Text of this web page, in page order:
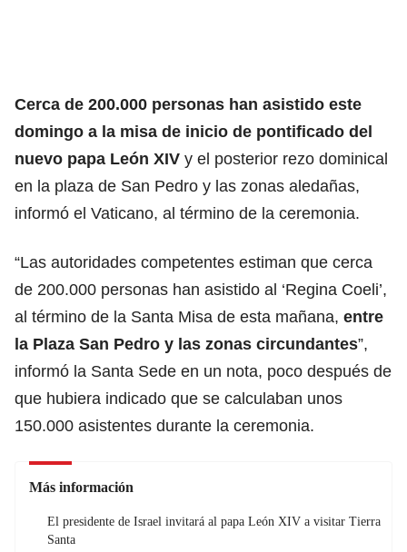
Cerca de 200.000 personas han asistido este
domingo a la misa de inicio de pontificado del
nuevo papa León XIV y el posterior rezo dominical
en la plaza de San Pedro y las zonas aledañas,
informó el Vaticano, al término de la ceremonia.
“Las autoridades competentes estiman que cerca
de 200.000 personas han asistido al ‘Regina Coeli’,
al término de la Santa Misa de esta mañana, entre
la Plaza San Pedro y las zonas circundantes”,
informó la Santa Sede en un nota, poco después de
que hubiera indicado que se calculaban unos
150.000 asistentes durante la ceremonia.
Más información
El presidente de Israel invitará al papa León XIV a visitar Tierra
Santa